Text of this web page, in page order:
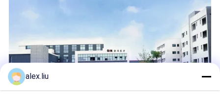
Hochdruck-RTP verstärkte thermoplastische Rohr-Fertigungsstraße 3000Psi für Ölquelle
alex.liu